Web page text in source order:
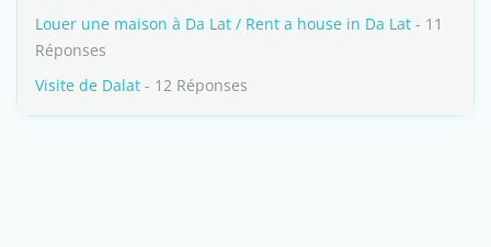
Louer une maison à Da Lat / Rent a house in Da Lat - 11
Réponses
Visite de Dalat - 12 Réponses